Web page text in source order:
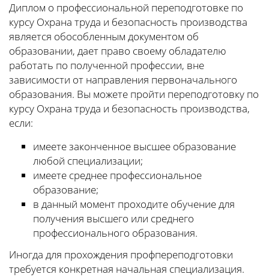
Диплом о профессиональной переподготовке по
курсу Охрана труда и безопасность производства
является обособленным документом об
образовании, дает право своему обладателю
работать по полученной профессии, вне
зависимости от направления первоначального
образования. Вы можете пройти переподготовку по
курсу Охрана труда и безопасность производства,
если:
имеете законченное высшее образование
любой специализации;
имеете среднее профессиональное
образование;
в данный момент проходите обучение для
получения высшего или среднего
профессионального образования.
Иногда для прохождения профпереподготовки
требуется конкретная начальная специализация.